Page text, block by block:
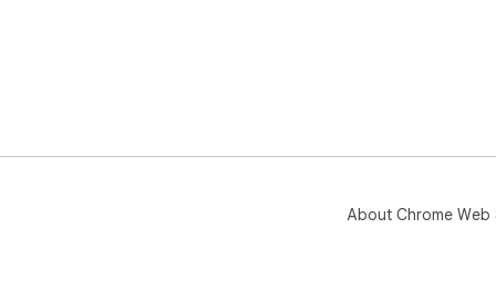
About Chrome Web